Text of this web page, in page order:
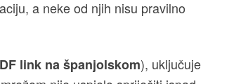
a neke od njih nisu pravilno
link na španjolskom), uključuje